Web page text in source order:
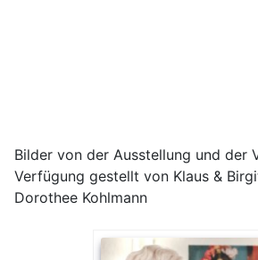
Bilder von der Ausstellung und der
Verfügung gestellt von Klaus &
Dorothee Kohlmann